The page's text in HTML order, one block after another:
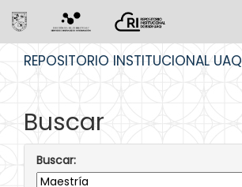
REPOSITORIO INSTITUCIONAL UAQ
Buscar
Buscar: